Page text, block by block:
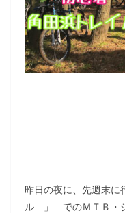
昨日の夜に、先週末
ル 」 でのＭＴＢ・